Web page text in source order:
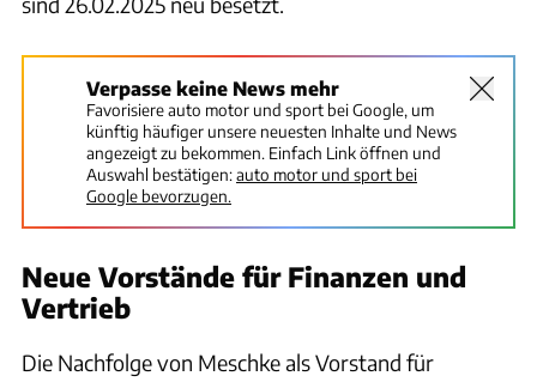
Verpasse keine News mehr
Favorisiere auto motor und sport bei Google, um
künftig häufiger unsere neuesten Inhalte und News
angezeigt zu bekommen. Einfach Link öffnen und
Auswahl bestätigen:auto motor und sport bei
Google bevorzugen.
Neue Vorstände für Finanzen und
Vertrieb
Die Nachfolge von Meschke als Vorstand für